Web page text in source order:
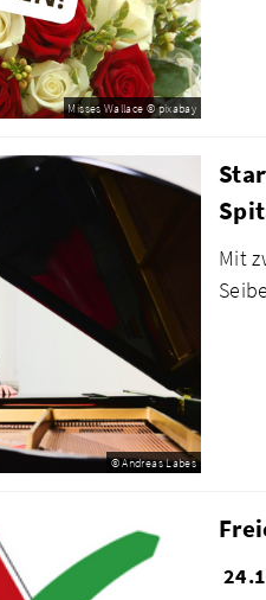
Misses Wallace © pixabay
© Andreas Labes
Mit